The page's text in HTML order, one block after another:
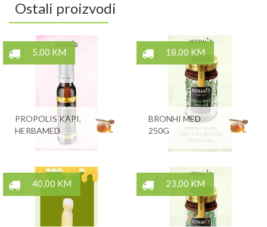
Ostali proizvodi
5,00 KM
PROPOLIS KAPI,
HERBAMED
18,00 KM
BRONHI MED
250G
40,00 KM 23,00 KM